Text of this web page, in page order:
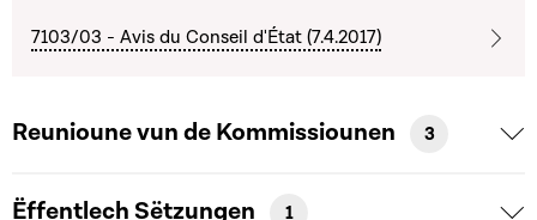
7103/03 - Avis du Conseil d'État (7.4.2017)
Reunioune vun de Kommissiounen 3
Ëffentlech Sëtzungen 1